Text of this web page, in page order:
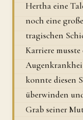
Hertha eine
noch eine
tragischen
Karriere
konnte diesen
überwinden
Grab seiner